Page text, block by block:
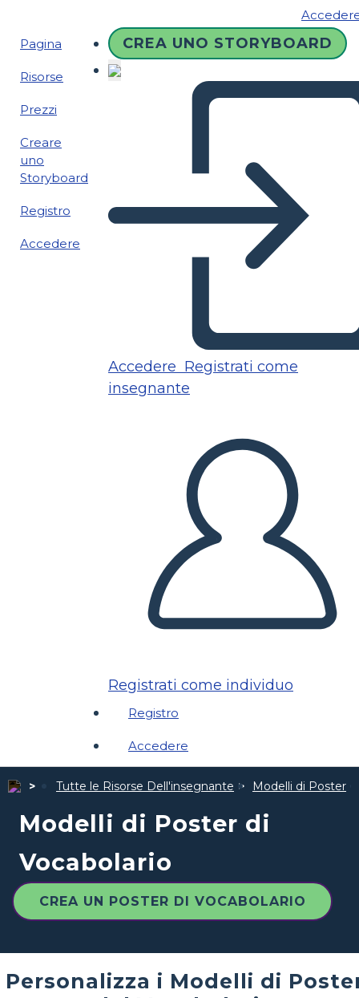
Pagina
Risorse
Prezzi
Creare
uno
Storyboard
Registro
Accedere
CREA UNO STORYBOARD
Accedere Registrati come
insegnante
Registrati come individuo
Registro
Accedere
Tutte le Risorse Dell'insegnante Modelli di Poster
Modelli di Poster di
Vocabolario
CREA UN POSTER DI VOCABOLARIO
Personalizza i Modelli di